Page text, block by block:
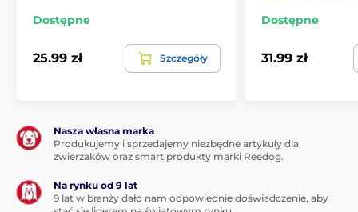
Dostępne
25.99 zł Szczegóły
Dostępne
31.99 zł
Nasza własna marka
Produkujemy i sprzedajemy niezbędne artykuły dla
zwierzaków oraz smart produkty marki Reedog.
Na rynku od 9 lat
9 lat w branży dało nam odpowiednie doświadczenie, aby